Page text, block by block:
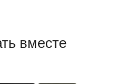
вместе